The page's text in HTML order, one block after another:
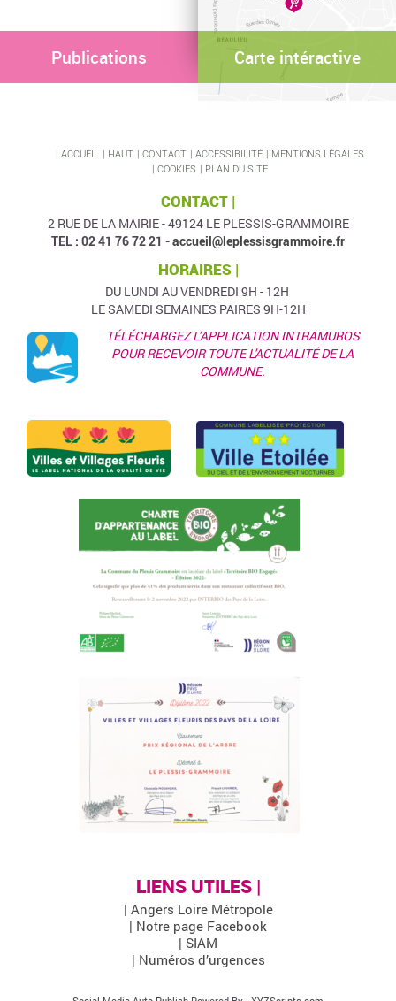
Publications Carte intéractive
ACCUEIL HAUT CONTACT ACCESSIBILITÉ
MENTIONS LÉGALES
COOKIES
PLAN DU SITE
CONTACT |
2 RUE DE LA MAIRIE - 49124 LE PLESSIS-GRAMMOIRE
TEL : 02 41 76 72 21 -accueil@leplessisgrammoire.fr
HORAIRES |
DU LUNDI AU VENDREDI 9H - 12H
LE SAMEDI SEMAINES PAIRES 9H-12H
TÉLÉCHARGEZ L’APPLICATION INTRAMUROS
POUR RECEVOIR TOUTE L'ACTUALITÉ DE LA
COMMUNE.
LIENS UTILES |
| Angers Loire Métropole
| Notre page Facebook
| SIAM
| Numéros d’urgences